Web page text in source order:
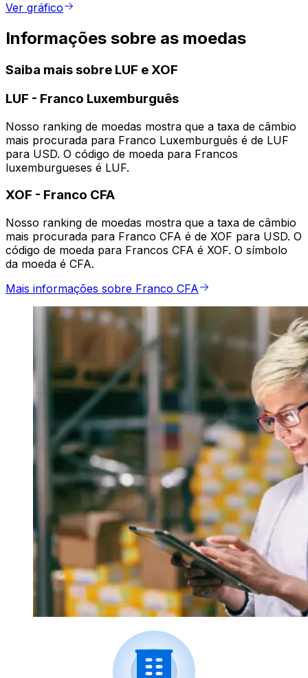
Ver gráfico
Informações sobre as moedas
Saiba mais sobre LUF e XOF
LUF - Franco Luxemburguês
Nosso ranking de moedas mostra que a taxa de câmbio
mais procurada para Franco Luxemburguês é de LUF
para USD. O código de moeda para Francos
luxemburgueses é LUF.
XOF - Franco CFA
Nosso ranking de moedas mostra que a taxa de câmbio
mais procurada para Franco CFA é de XOF para USD. O
código de moeda para Francos CFA é XOF. O símbolo
da moeda é CFA.
Mais informações sobre Franco CFA